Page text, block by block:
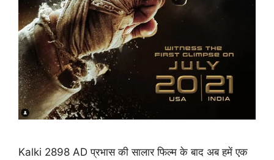
Kalki 2898 AD प्रभास की सालार फिल्म के बाद अब हमें एक